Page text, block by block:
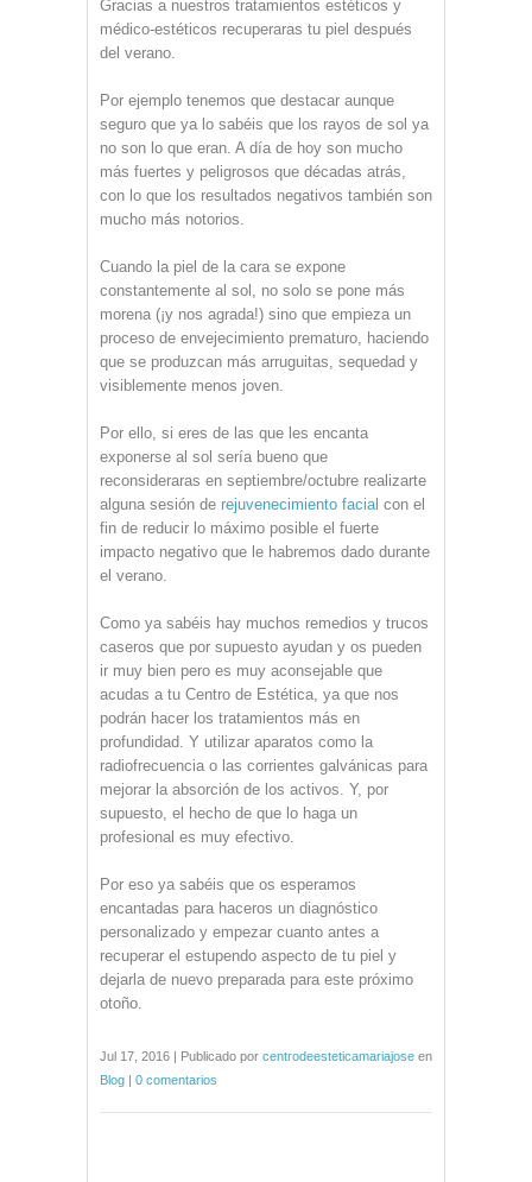
Gracias a nuestros tratamientos estéticos y
médico-estéticos recuperaras tu piel después
del verano.
Por ejemplo tenemos que destacar aunque
seguro que ya lo sabéis que los rayos de sol ya
no son lo que eran. A día de hoy son mucho
más fuertes y peligrosos que décadas atrás,
con lo que los resultados negativos también son
mucho más notorios.
Cuando la piel de la cara se expone
constantemente al sol, no solo se pone más
morena (¡y nos agrada!) sino que empieza un
proceso de envejecimiento prematuro, haciendo
que se produzcan más arruguitas, sequedad y
visiblemente menos joven.
Por ello, si eres de las que les encanta
exponerse al sol sería bueno que
reconsideraras en septiembre/octubre realizarte
alguna sesión de rejuvenecimiento facial con el
fin de reducir lo máximo posible el fuerte
impacto negativo que le habremos dado durante
el verano.
Como ya sabéis hay muchos remedios y trucos
caseros que por supuesto ayudan y os pueden
ir muy bien pero es muy aconsejable que
acudas a tu Centro de Estética, ya que nos
podrán hacer los tratamientos más en
profundidad. Y utilizar aparatos como la
radiofrecuencia o las corrientes galvánicas para
mejorar la absorción de los activos. Y, por
supuesto, el hecho de que lo haga un
profesional es muy efectivo.
Por eso ya sabéis que os esperamos
encantadas para haceros un diagnóstico
personalizado y empezar cuanto antes a
recuperar el estupendo aspecto de tu piel y
dejarla de nuevo preparada para este próximo
otoño.
Jul 17, 2016 | Publicado por centrodeesteticamariajose en
Blog | 0 comentarios